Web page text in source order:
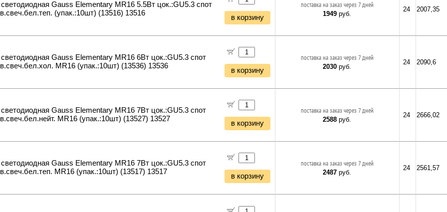
Gauss Elementary MR16 5.5Вт цок.:GU5.3 спот
(упак.:10шт) (13516) 13516
в корзину
поставка на заказ через 7 дней
1949 руб.
24 2007,35
Gauss Elementary MR16 6Вт цок.:GU5.3 спот
MR16 (упак.:10шт) (13536) 13536
в корзину
поставка на заказ через 7 дней
2030 руб.
24 2090,6
Gauss Elementary MR16 7Вт цок.:GU5.3 спот
MR16 (упак.:10шт) (13527) 13527
в корзину
поставка на заказ через 7 дней
2588 руб.
24 2666,02
Gauss Elementary MR16 7Вт цок.:GU5.3 спот
MR16 (упак.:10шт) (13517) 13517
в корзину
поставка на заказ через 7 дней
2487 руб.
24 2561,57